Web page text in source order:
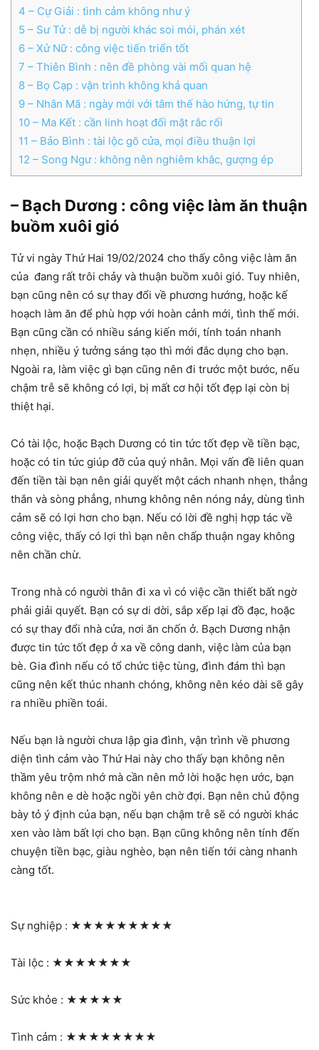
4 – Cự Giải : tình cảm không như ý
5 – Sư Tử : dễ bị người khác soi mói, phán xét
6 – Xử Nữ : công việc tiến triển tốt
7 – Thiên Bình : nên đề phòng vài mối quan hệ
8 – Bọ Cạp : vận trình không khả quan
9 – Nhân Mã : ngày mới với tâm thế hào hứng, tự tin
10 – Ma Kết : cần linh hoạt đối mặt rắc rối
11 – Bảo Bình : tài lộc gõ cửa, mọi điều thuận lợi
12 – Song Ngư : không nên nghiêm khắc, gượng ép
– Bạch Dương : công việc làm ăn thuận
buồm xuôi gió
Tử vi ngày Thứ Hai 19/02/2024 cho thấy công việc làm ăn
của đang rất trôi chảy và thuận buồm xuôi gió. Tuy nhiên,
bạn cũng nên có sự thay đổi về phương hướng, hoặc kế
hoạch làm ăn để phù hợp với hoàn cảnh mới, tình thế mới.
Bạn cũng cần có nhiều sáng kiến mới, tính toán nhanh
nhẹn, nhiều ý tưởng sáng tạo thì mới đắc dụng cho bạn.
Ngoài ra, làm việc gì bạn cũng nên đi trước một bước, nếu
chậm trễ sẽ không có lợi, bị mất cơ hội tốt đẹp lại còn bị
thiệt hại.
Có tài lộc, hoặc Bạch Dương có tin tức tốt đẹp về tiền bạc,
hoặc có tin tức giúp đỡ của quý nhân. Mọi vấn đề liên quan
đến tiền tài bạn nên giải quyết một cách nhanh nhẹn, thẳng
thắn và sòng phẳng, nhưng không nên nóng nảy, dùng tình
cảm sẽ có lợi hơn cho bạn. Nếu có lời đề nghị hợp tác về
công việc, thấy có lợi thì bạn nên chấp thuận ngay không
nên chần chừ.
Trong nhà có người thân đi xa vì có việc cần thiết bất ngờ
phải giải quyết. Bạn có sự di dời, sắp xếp lại đồ đạc, hoặc
có sự thay đổi nhà cửa, nơi ăn chốn ở. Bạch Dương nhận
được tin tức tốt đẹp ở xa về công danh, việc làm của bạn
bè. Gia đình nếu có tổ chức tiệc tùng, đình đám thì bạn
cũng nên kết thúc nhanh chóng, không nên kéo dài sẽ gây
ra nhiều phiền toái.
Nếu bạn là người chưa lập gia đình, vận trình về phương
diện tình cảm vào Thứ Hai này cho thấy bạn không nên
thầm yêu trộm nhớ mà cần nên mở lời hoặc hẹn ước, bạn
không nên e dè hoặc ngồi yên chờ đợi. Bạn nên chủ động
bày tỏ ý định của bạn, nếu bạn chậm trễ sẽ có người khác
xen vào làm bất lợi cho bạn. Bạn cũng không nên tính đến
chuyện tiền bạc, giàu nghèo, bạn nên tiến tới càng nhanh
càng tốt.
Sự nghiệp : ★★★★★★★★★
Tài lộc : ★★★★★★★
Sức khỏe : ★★★★★
Tình cảm : ★★★★★★★★